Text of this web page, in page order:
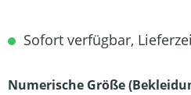
Sofort verfügbar,
Numerische Größe